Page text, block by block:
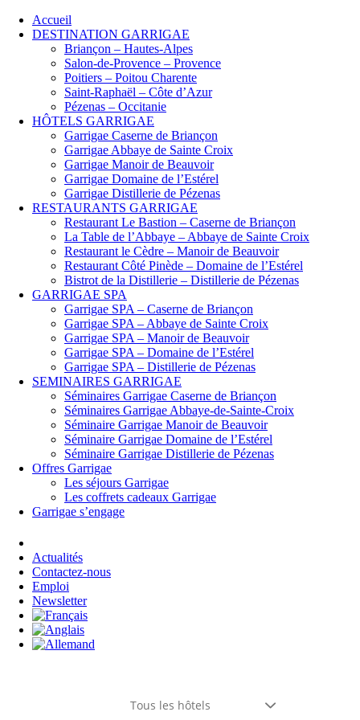
Accueil
DESTINATION GARRIGAE
Briançon – Hautes-Alpes
Salon-de-Provence – Provence
Poitiers – Poitou Charente
Saint-Raphaël – Côte d’Azur
Pézenas – Occitanie
HÔTELS GARRIGAE
Garrigae Caserne de Briançon
Garrigae Abbaye de Sainte Croix
Garrigae Manoir de Beauvoir
Garrigae Domaine de l’Estérel
Garrigae Distillerie de Pézenas
RESTAURANTS GARRIGAE
Restaurant Le Bastion – Caserne de Briançon
La Table de l’Abbaye – Abbaye de Sainte Croix
Restaurant le Cèdre – Manoir de Beauvoir
Restaurant Côté Pinède – Domaine de l’Estérel
Bistrot de la Distillerie – Distillerie de Pézenas
GARRIGAE SPA
Garrigae SPA – Caserne de Briançon
Garrigae SPA – Abbaye de Sainte Croix
Garrigae SPA – Manoir de Beauvoir
Garrigae SPA – Domaine de l’Estérel
Garrigae SPA – Distillerie de Pézenas
SEMINAIRES GARRIGAE
Séminaires Garrigae Caserne de Briançon
Séminaires Garrigae Abbaye-de-Sainte-Croix
Séminaire Garrigae Manoir de Beauvoir
Séminaire Garrigae Domaine de l’Estérel
Séminaire Garrigae Distillerie de Pézenas
Offres Garrigae
Les séjours Garrigae
Les coffrets cadeaux Garrigae
Garrigae s’engage
Actualités
Contactez-nous
Emploi
Newsletter
Tous les hôtels